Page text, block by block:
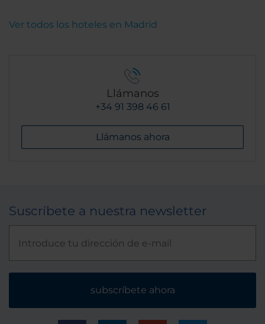
Ver todos los hoteles en Madrid
Llámanos
+34 91 398 46 61
Llámanos ahora
Suscríbete a nuestra newsletter
subscríbete ahora